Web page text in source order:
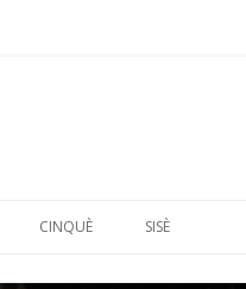
CINQUÈ SISÈ